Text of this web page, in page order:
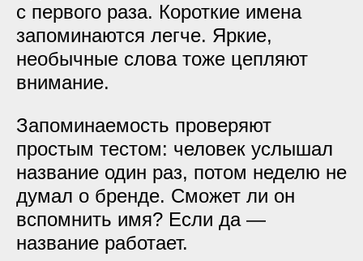
с первого раза. Короткие имена
запоминаются легче. Яркие,
необычные слова тоже цепляют
внимание.
Запоминаемость проверяют
простым тестом: человек услышал
название один раз, потом неделю не
думал о бренде. Сможет ли он
вспомнить имя? Если да —
название работает.